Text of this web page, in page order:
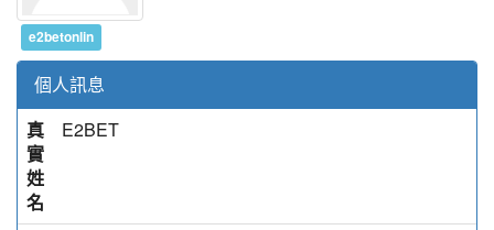
e2betonlin
個人訊息
真
實
姓
名
E2BET